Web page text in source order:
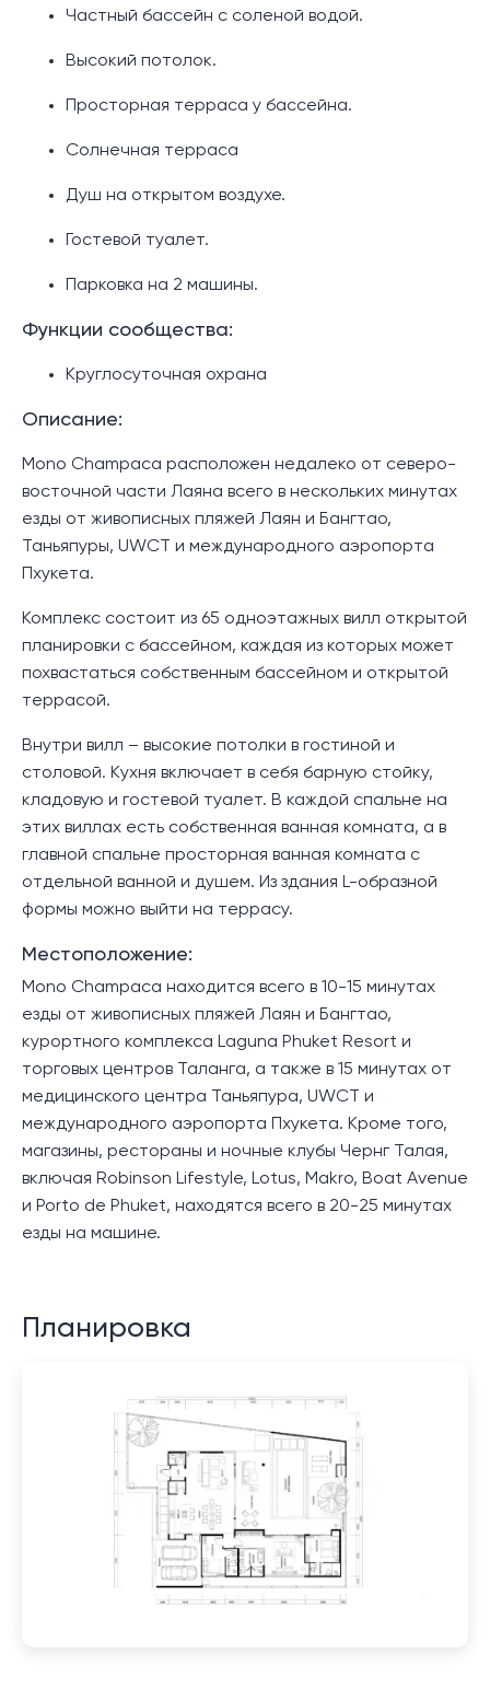
Частный бассейн с соленой водой.
Высокий потолок.
Просторная терраса у бассейна.
Солнечная терраса
Душ на открытом воздухе.
Гостевой туалет.
Парковка на 2 машины.
Функции сообщества:
Круглосуточная охрана
Описание:
Mono Champaca расположен недалеко от северо-
восточной части Лаяна всего в нескольких минутах
езды от живописных пляжей Лаян и Бангтао,
Таньяпуры, UWCT и международного аэропорта
Пхукета.
Комплекс состоит из 65 одноэтажных вилл открытой
планировки с бассейном, каждая из которых может
похвастаться собственным бассейном и открытой
террасой.
Внутри вилл – высокие потолки в гостиной и
столовой. Кухня включает в себя барную стойку,
кладовую и гостевой туалет. В каждой спальне на
этих виллах есть собственная ванная комната, а в
главной спальне просторная ванная комната с
отдельной ванной и душем. Из здания L-образной
формы можно выйти на террасу.
Местоположение:
Mono Champaca находится всего в 10-15 минутах
езды от живописных пляжей Лаян и Бангтао,
курортного комплекса Laguna Phuket Resort и
торговых центров Таланга, а также в 15 минутах от
медицинского центра Таньяпура, UWCT и
международного аэропорта Пхукета. Кроме того,
магазины, рестораны и ночные клубы Чернг Талая,
включая Robinson Lifestyle, Lotus, Makro, Boat Avenue
и Porto de Phuket, находятся всего в 20-25 минутах
езды на машине.
Планировка